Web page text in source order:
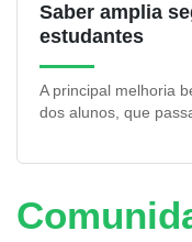
Saber amplia
estudantes
A principal melhoria
dos alunos, que